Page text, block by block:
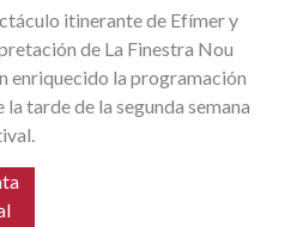
itinerante de Efímer y
de La Finestra Nou
enriquecido la programación
la tarde de la segunda semana